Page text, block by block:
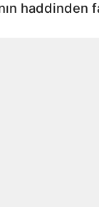
haddinden